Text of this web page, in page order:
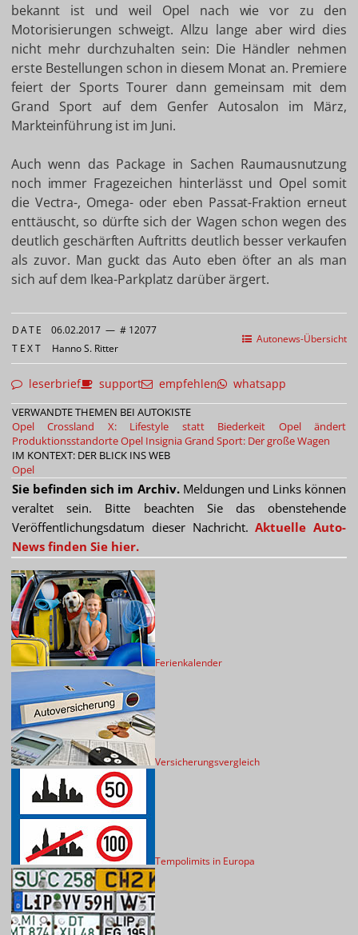
bekannt ist und weil Opel nach wie vor zu den
Motorisierungen schweigt. Allzu lange aber wird dies
nicht mehr durchzuhalten sein: Die Händler nehmen
erste Bestellungen schon in diesem Monat an. Premiere
feiert der Sports Tourer dann gemeinsam mit dem
Grand Sport auf dem Genfer Autosalon im März,
Markteinführung ist im Juni.
Auch wenn das Package in Sachen Raumausnutzung
noch immer Fragezeichen hinterlässt und Opel somit
die Vectra-, Omega- oder eben Passat-Fraktion erneut
enttäuscht, so dürfte sich der Wagen schon wegen des
deutlich geschärften Auftritts deutlich besser verkaufen
als zuvor. Man guckt das Auto eben öfter an als man
sich auf dem Ikea-Parkplatz darüber ärgert.
Autonews-Übersicht
DATE 06.02.2017 — # 12077
TEXT Hanno S. Ritter
leserbrief support empfehlen whatsapp
VERWANDTE THEMEN BEI AUTOKISTE
Opel Crossland X: Lifestyle statt Biederkeit
Opel ändert
ProduktionsstandorteOpel Insignia Grand Sport: Der große Wagen
IM KONTEXT: DER BLICK INS WEB
Opel
Sie befinden sich im Archiv.Meldungen und Links können
veraltet sein. Bitte beachten Sie das obenstehende
Veröffentlichungsdatum dieser Nachricht.Aktuelle Auto-
News finden Sie hier.
Ferienkalender
Versicherungsvergleich
Tempolimits in Europa